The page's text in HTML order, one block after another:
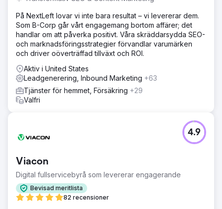
jämna steg med efterfrågan. Han köpte också en
Lamborghini för marknadsföring av butiken.
Gå till byråsida
På NextLeft lovar vi inte bara resultat – vi levererar dem.
Som B-Corp går vårt engagemang bortom affärer; det
handlar om att påverka positivt. Våra skräddarsydda SEO-
och marknadsföringsstrategier förvandlar varumärken
och driver oöverträffad tillväxt och ROI.
Aktiv i United States
Leadgenerering, Inbound Marketing +63
Tjänster för hemmet, Försäkring +29
Valfri
Viacon
Digital fullservicebyrå som levererar engagerande
Bevisad meritlista
82 recensioner
4.9